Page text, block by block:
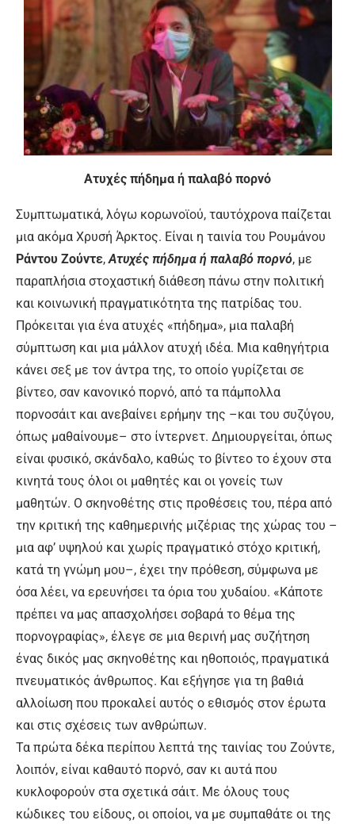
Ατυχές πήδημα ή παλαβό πορνό
Συμπτωματικά, λόγω κορωνοϊού, ταυτόχρονα παίζεται
μια ακόμα Χρυσή Άρκτος. Είναι η ταινία του Ρουμάνου
Ράντου Ζούντε, Ατυχές πήδημα ή παλαβό πορνό, με
παραπλήσια στοχαστική διάθεση πάνω στην πολιτική
και κοινωνική πραγματικότητα της πατρίδας του.
Πρόκειται για ένα ατυχές «πήδημα», μια παλαβή
σύμπτωση και μια μάλλον ατυχή ιδέα. Μια καθηγήτρια
κάνει σεξ με τον άντρα της, το οποίο γυρίζεται σε
βίντεο, σαν κανονικό πορνό, από τα πάμπολλα
πορνοσάιτ και ανεβαίνει ερήμην της –και του συζύγου,
όπως μαθαίνουμε– στο ίντερνετ. Δημιουργείται, όπως
είναι φυσικό, σκάνδαλο, καθώς το βίντεο το έχουν στα
κινητά τους όλοι οι μαθητές και οι γονείς των
μαθητών. Ο σκηνοθέτης στις προθέσεις του, πέρα από
την κριτική της καθημερινής μιζέριας της χώρας του –
μια αφ’ υψηλού και χωρίς πραγματικό στόχο κριτική,
κατά τη γνώμη μου–, έχει την πρόθεση, σύμφωνα με
όσα λέει, να ερευνήσει τα όρια του χυδαίου. «Κάποτε
πρέπει να μας απασχολήσει σοβαρά το θέμα της
πορνογραφίας», έλεγε σε μια θερινή μας συζήτηση
ένας δικός μας σκηνοθέτης και ηθοποιός, πραγματικά
πνευματικός άνθρωπος. Και εξήγησε για τη βαθιά
αλλοίωση που προκαλεί αυτός ο εθισμός στον έρωτα
και στις σχέσεις των ανθρώπων.
Τα πρώτα δέκα περίπου λεπτά της ταινίας του Ζούντε,
λοιπόν, είναι καθαυτό πορνό, σαν κι αυτά που
κυκλοφορούν στα σχετικά σάιτ. Με όλους τους
κώδικες του είδους, οι οποίοι, να με συμπαθάτε οι της